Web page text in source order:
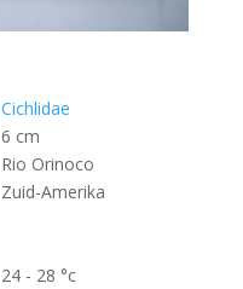
Cichlidae
6 cm
Rio Orinoco
Zuid-Amerika
24 - 28 °c